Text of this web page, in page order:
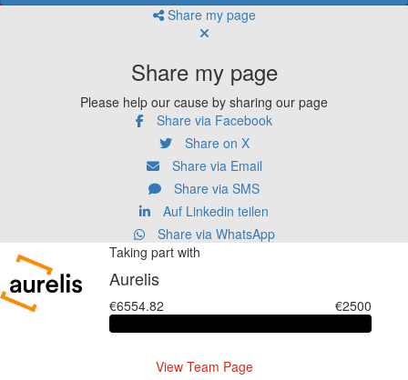
Share my page
Share my page
Please help our cause by sharing our page
Share via Facebook
Share on X
Share via Email
Share via SMS
Auf Linkedin teilen
Share via WhatsApp
Taking part with
Aurelis
€6554.82 €2500
View Team Page